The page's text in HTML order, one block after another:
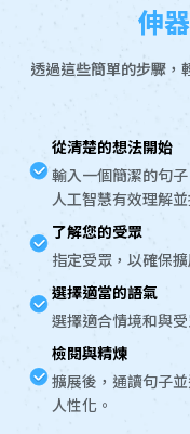
伸器
透過這些簡單的步驟，
從清楚的想法開始
輸入一個簡潔的句
人工智慧有效理解並
了解您的受眾
指定受眾，以確保
選擇適當的語氣
選擇適合情境和與
檢閱與精煉
擴展後，通讀句子
人性化。